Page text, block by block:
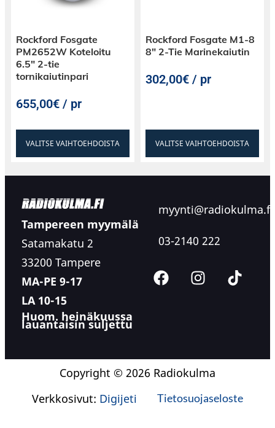
Rockford Fosgate
PM2652W Koteloitu
6.5″ 2-tie
tornikaiutinpari
655,00€ / pr
VALITSE VAIHTOEHDOISTA
Rockford Fosgate M1-8
8″ 2-Tie Marinekaiutin
302,00€ / pr
VALITSE VAIHTOEHDOISTA
Tampereen myymälä
Satamakatu 2
33200 Tampere
MA-PE 9-17
LA 10-15
Huom. heinäkuussa
lauantaisin suljettu
myynti@radiokulma.fi
03-2140 222
Copyright © 2026 Radiokulma
Verkkosivut: Digijeti Tietosuojaseloste